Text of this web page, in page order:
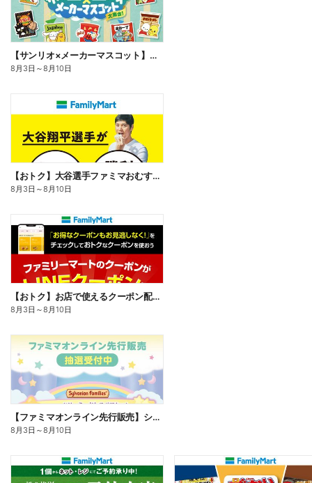
【サンリオ×メーカーマスコット】オリジナルグッズ貰える!
8月3日 ～8月10日
【おトク】大谷選手ファミマおむすび割
8月3日 ～8月10日
【おトク】お店で使えるクーポン配信中
8月3日 ～8月10日
【ファミマオンライン先行販売】シルバニアファミリー
8月3日 ～8月10日